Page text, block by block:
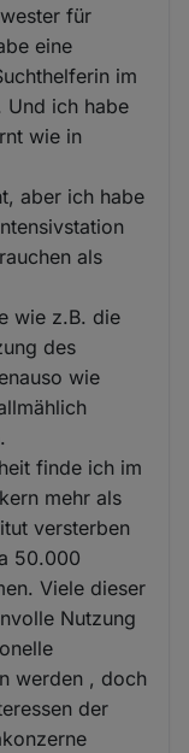
für
eine
im
Und ich habe
wie in
aber ich habe
als
wie z.B. die
des
wie
finde ich im
mehr als
versterben
50.000
Viele dieser
Nutzung
werden , doch
der